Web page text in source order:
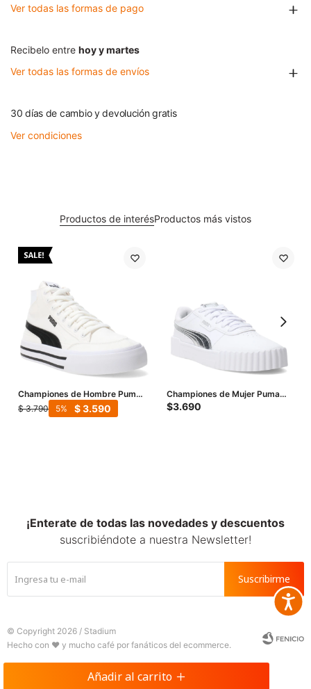
Añadir al carrito
Ver todas las formas de pago
Recibelo entre hoy y martes
Ver todas las formas de envíos
30 días de cambio y devolución gratis
Ver condiciones
Productos de interésProductos más vistos
Championes de Hombre Puma
Court Classic Vulc Mid FS -
Blanco - Negro
$ 3.790 $3.590
5
Championes de Mujer Puma
Carina 3.0 Metallic Whisper -
$3.690
¡Enterate de todas las novedades y descuentos
suscribiéndote a nuestra Newsletter!
Suscribirme
© Copyright 2026 / Stadium